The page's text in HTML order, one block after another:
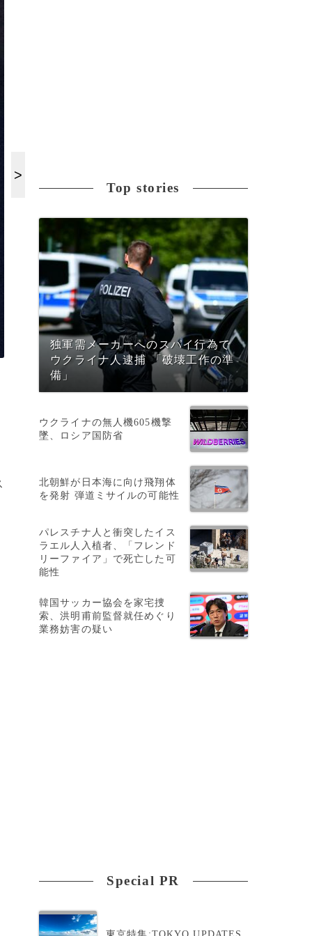
Top stories
独軍需メーカーへのスパイ行為で
ウクライナ人逮捕 「破壊工作の準
備」
ウクライナの無人機605機撃
墜、ロシア国防省
北朝鮮が日本海に向け飛翔体
を発射 弾道ミサイルの可能性
パレスチナ人と衝突したイス
ラエル人入植者、「フレンド
リーファイア」で死亡した可
能性
韓国サッカー協会を家宅捜
索、洪明甫前監督就任めぐり
業務妨害の疑い
Special PR
東京特集:TOKYO UPDATES